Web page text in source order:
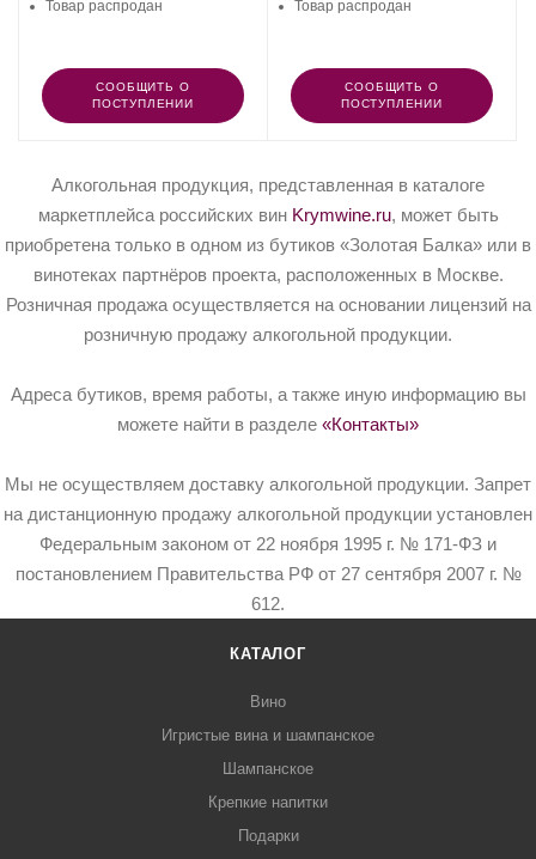
Товар распродан
СООБЩИТЬ О
ПОСТУПЛЕНИИ
Товар распродан
СООБЩИТЬ О
ПОСТУПЛЕНИИ
Алкогольная продукция, представленная в каталоге
маркетплейса российских вин Krymwine.ru, может быть
приобретена только в одном из бутиков «Золотая Балка» или в
винотеках партнёров проекта, расположенных в Москве.
Розничная продажа осуществляется на основании лицензий на
розничную продажу алкогольной продукции.
Адреса бутиков, время работы, а также иную информацию вы
можете найти в разделе «Контакты»
Мы не осуществляем доставку алкогольной продукции. Запрет
на дистанционную продажу алкогольной продукции установлен
Федеральным законом от 22 ноября 1995 г. № 171-ФЗ и
постановлением Правительства РФ от 27 сентября 2007 г. №
612.
КАТАЛОГ
Вино
Игристые вина и шампанское
Шампанское
Крепкие напитки
Подарки